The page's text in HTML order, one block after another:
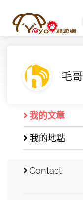
毛哥
我的文章
我的地點
Contact